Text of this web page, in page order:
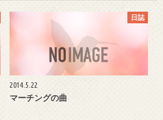
日誌
2014.5.22
マーチングの曲